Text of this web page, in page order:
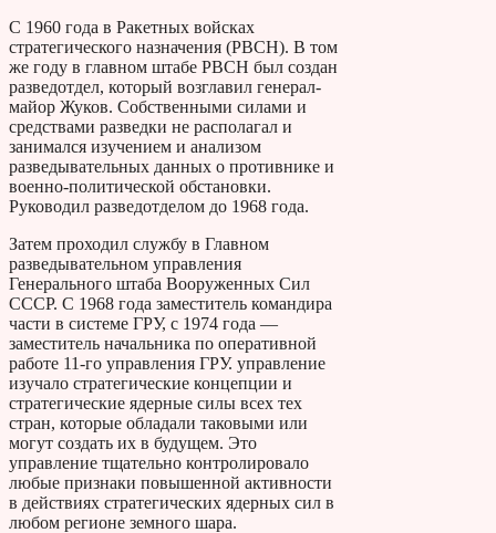
С 1960 года в Ракетных войсках
стратегического назначения (РВСН). В том
же году в главном штабе РВСН был создан
разведотдел, который возглавил генерал-
майор Жуков. Собственными силами и
средствами разведки не располагал и
занимался изучением и анализом
разведывательных данных о противнике и
военно-политической обстановки.
Руководил разведотделом до 1968 года.
Затем проходил службу в Главном
разведывательном управления
Генерального штаба Вооруженных Сил
СССР. С 1968 года заместитель командира
части в системе ГРУ, с 1974 года —
заместитель начальника по оперативной
работе 11-го управления ГРУ. управление
изучало стратегические концепции и
стратегические ядерные силы всех тех
стран, которые обладали таковыми или
могут создать их в будущем. Это
управление тщательно контролировало
любые признаки повышенной активности
в действиях стратегических ядерных сил в
любом регионе земного шара.